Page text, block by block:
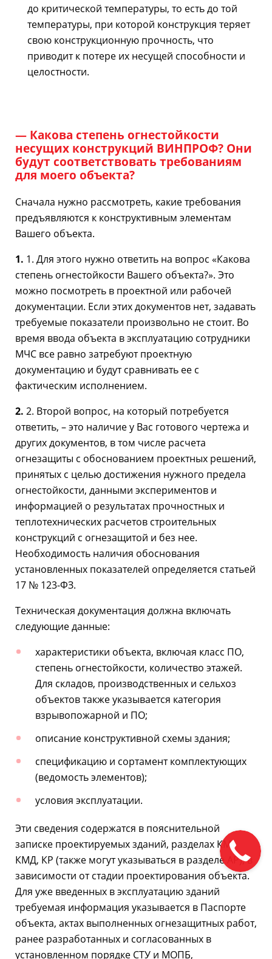
до критической температуры, то есть до той
температуры, при которой конструкция теряет
свою конструкционную прочность, что
приводит к потере их несущей способности и
целостности.
— Какова степень огнестойкости
несущих конструкций ВИНПРОФ? Они
будут соответствовать требованиям
для моего объекта?
Сначала нужно рассмотреть, какие требования
предъявляются к конструктивным элементам
Вашего объекта.
1. 1. Для этого нужно ответить на вопрос «Какова
степень огнестойкости Вашего объекта?». Это
можно посмотреть в проектной или рабочей
документации. Если этих документов нет, задавать
требуемые показатели произвольно не стоит. Во
время ввода объекта в эксплуатацию сотрудники
МЧС все равно затребуют проектную
документацию и будут сравнивать ее с
фактическим исполнением.
2. 2. Второй вопрос, на который потребуется
ответить, – это наличие у Вас готового чертежа и
других документов, в том числе расчета
огнезащиты с обоснованием проектных решений,
принятых с целью достижения нужного предела
огнестойкости, данными экспериментов и
информацией о результатах прочностных и
теплотехнических расчетов строительных
конструкций c огнезащитой и без нее.
Необходимость наличия обоснования
установленных показателей определяется статьей
17 № 123-ФЗ.
Техническая документация должна включать
следующие данные:
характеристики объекта, включая класс ПО,
степень огнестойкости, количество этажей.
Для складов, производственных и сельхоз
объектов также указывается категория
взрывопожарной и ПО;
описание конструктивной схемы здания;
спецификацию и сортамент комплектующих
(ведомость элементов);
условия эксплуатации.
Эти сведения содержатся в пояснительной
записке проектируемых зданий, разделах КМ,
КМД, КР (также могут указываться в разделе АР), в
зависимости от стадии проектирования объекта.
Для уже введенных в эксплуатацию зданий
требуемая информация указывается в Паспорте
объекта, актах выполненных огнезащитных работ,
ранее разработанных и согласованных в
установленном порядке СТУ и МОПБ,